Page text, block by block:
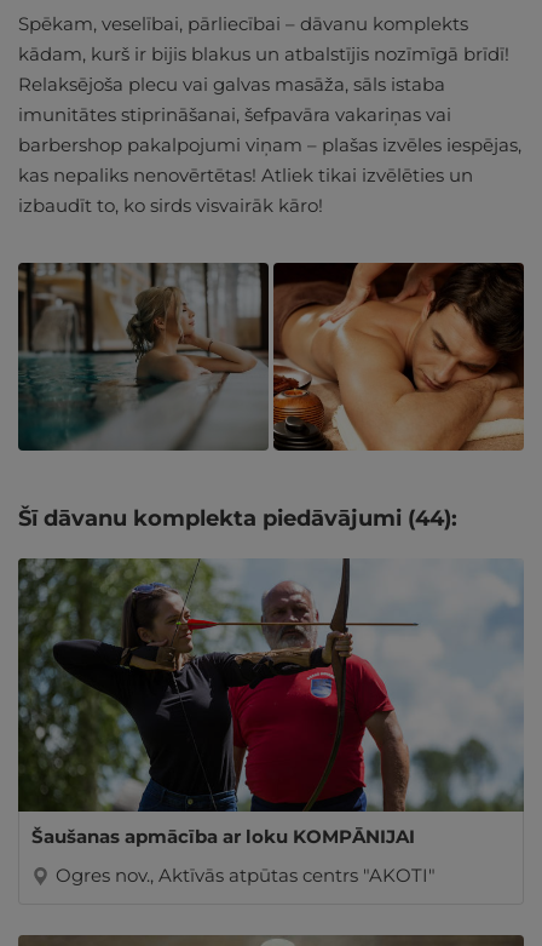
Spēkam, veselībai, pārliecībai – dāvanu komplekts
kādam, kurš ir bijis blakus un atbalstījis nozīmīgā brīdī!
Relaksējoša plecu vai galvas masāža, sāls istaba
imunitātes stiprināšanai, šefpavāra vakariņas vai
barbershop pakalpojumi viņam – plašas izvēles iespējas,
kas nepaliks nenovērtētas! Atliek tikai izvēlēties un
izbaudīt to, ko sirds visvairāk kāro!
Šī dāvanu komplekta piedāvājumi (44):
Šaušanas apmācība ar loku KOMPĀNIJAI
Ogres nov., Aktīvās atpūtas centrs "AKOTI"